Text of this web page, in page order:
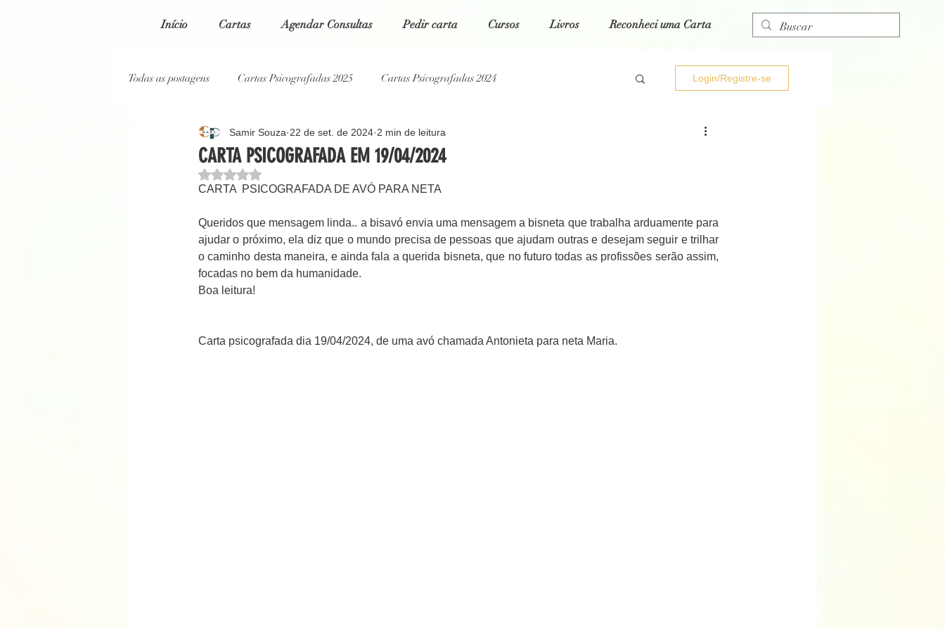
Início Cartas Agendar Consultas Pedir carta Cursos Livros Reconheci uma Carta
Todas as postagens Cartas Psicografadas 2025 Cartas Psicografadas 2024
Cartas Psicografadas 2023 Cartas Psicografadas 2022 Cartas Psicografadas 2021
Cartas Psicografadas 2020 Blog Espiritual Poesias da Alma
Reportagem Jornal O Globo
Login/Registre-se
CARTA PSICOGRAFADA EM 19/04/2024
Samir Souza 22 de set. de 2024 2 min de leitura
Avaliado com NaN de 5 estrelas.
CARTA  PSICOGRAFADA DE AVÓ PARA NETA
Queridos que mensagem linda.. a bisavó envia uma mensagem a bisneta que trabalha arduamente para
ajudar o próximo, ela diz que o mundo precisa de pessoas que ajudam outras e desejam seguir e trilhar
o caminho desta maneira, e ainda fala a querida bisneta, que no futuro todas as profissões serão assim,
focadas no bem da humanidade.
Boa leitura!
Carta psicografada dia 19/04/2024, de uma avó chamada Antonieta para neta Maria.